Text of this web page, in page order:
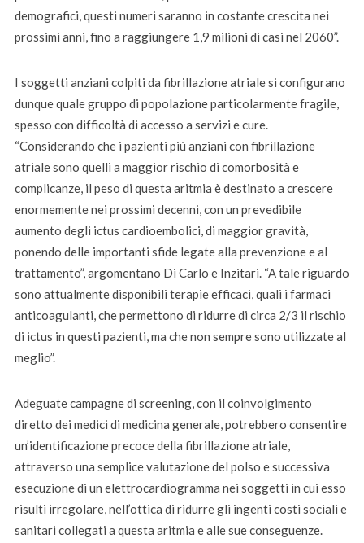
demografici, questi numeri saranno in costante crescita nei
prossimi anni, fino a raggiungere 1,9 milioni di casi nel 2060”.
I soggetti anziani colpiti da fibrillazione atriale si configurano
dunque quale gruppo di popolazione particolarmente fragile,
spesso con difficoltà di accesso a servizi e cure.
“Considerando che i pazienti più anziani con fibrillazione
atriale sono quelli a maggior rischio di comorbosità e
complicanze, il peso di questa aritmia è destinato a crescere
enormemente nei prossimi decenni, con un prevedibile
aumento degli ictus cardioembolici, di maggior gravità,
ponendo delle importanti sfide legate alla prevenzione e al
trattamento”, argomentano Di Carlo e Inzitari. “A tale riguardo
sono attualmente disponibili terapie efficaci, quali i farmaci
anticoagulanti, che permettono di ridurre di circa 2/3 il rischio
di ictus in questi pazienti, ma che non sempre sono utilizzate al
meglio”.
Adeguate campagne di screening, con il coinvolgimento
diretto dei medici di medicina generale, potrebbero consentire
un’identificazione precoce della fibrillazione atriale,
attraverso una semplice valutazione del polso e successiva
esecuzione di un elettrocardiogramma nei soggetti in cui esso
risulti irregolare, nell’ottica di ridurre gli ingenti costi sociali e
sanitari collegati a questa aritmia e alle sue conseguenze.